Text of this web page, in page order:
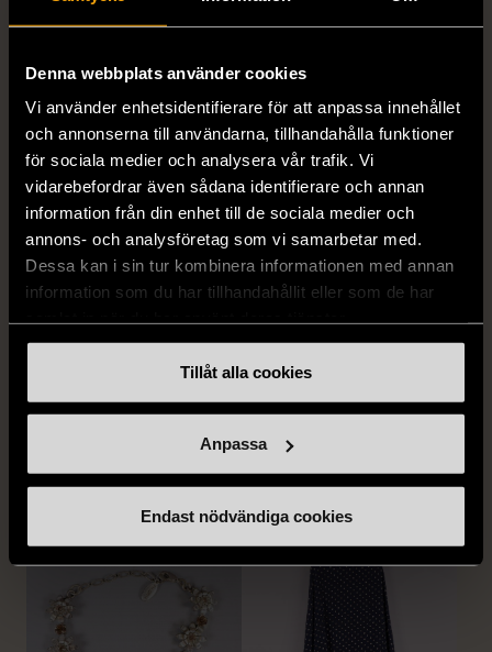
Denna webbplats använder cookies
Vi använder enhetsidentifierare för att anpassa innehållet
och annonserna till användarna, tillhandahålla funktioner
för sociala medier och analysera vår trafik. Vi
vidarebefordrar även sådana identifierare och annan
information från din enhet till de sociala medier och
annons- och analysföretag som vi samarbetar med.
Dessa kan i sin tur kombinera informationen med annan
information som du har tillhandahållit eller som de har
Tillåt alla cookies
Anpassa
Endast nödvändiga cookies
läderimitation
179 kr
stenar
399 kr
med spikberlocker
399 kr
OKÄNT MÄRKE
kulor
Gott skick
69 kr